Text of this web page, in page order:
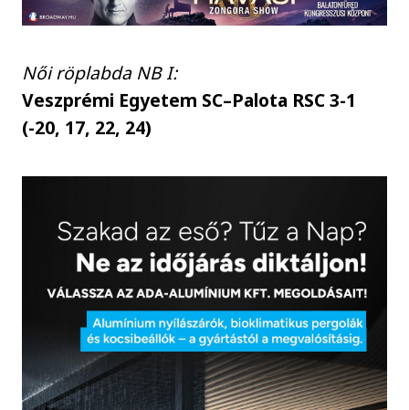
Női röplabda NB I:
Veszprémi Egyetem SC–Palota RSC 3-1
(-20, 17, 22, 24)